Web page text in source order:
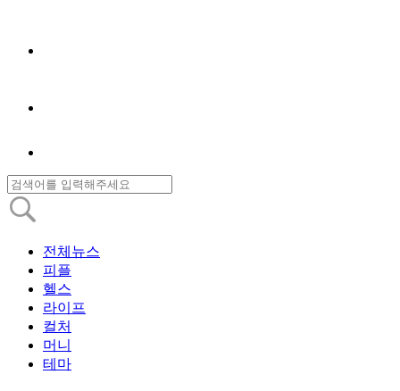
전체뉴스
피플
헬스
라이프
컬처
머니
테마